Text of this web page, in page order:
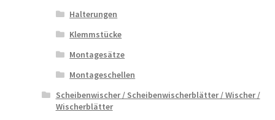
Halterungen
Klemmstücke
Montagesätze
Montageschellen
Scheibenwischer / Scheibenwischerblätter / Wischer /
Wischerblätter